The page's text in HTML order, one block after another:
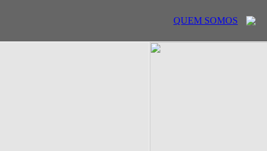
QUEM SOMOS